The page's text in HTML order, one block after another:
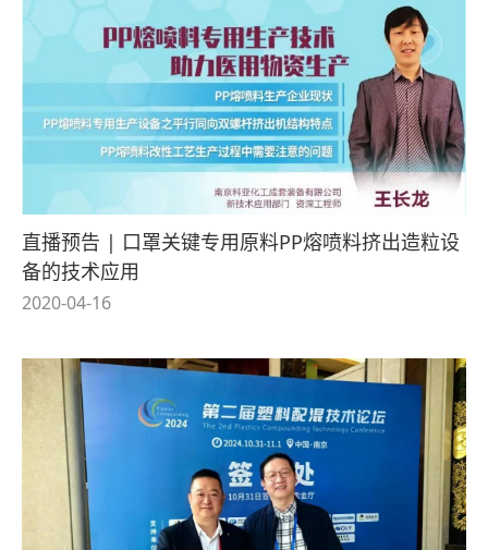
直播预告 | 口罩关键专用原料PP熔喷料挤出造粒设
备的技术应用
2020-04-16